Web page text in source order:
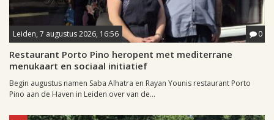
Leiden, 7 augustus 2026, 16:56 0
Restaurant Porto Pino heropent met mediterrane
menukaart en sociaal initiatief
Begin augustus namen Saba Alhatra en Rayan Younis restaurant Porto
Pino aan de Haven in Leiden over van de...